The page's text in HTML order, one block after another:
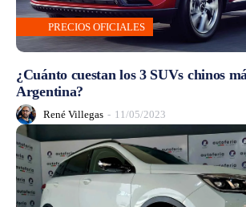
PRECIOS OFICIALES
¿Cuánto cuestan los 3 SUVs chinos
Argentina?
René Villegas - 11/05/2023